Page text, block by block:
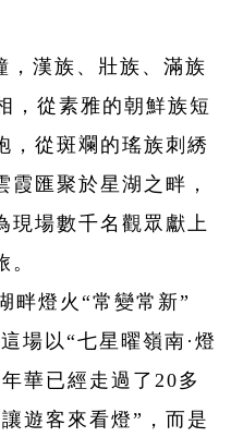
，漢族、壯族、滿族
，從素雅的朝鮮族短
，從斑斕的瑤族刺綉
匯聚於星湖之畔，
現場數千名觀眾獻上
畔燈火“常變常新”
場以“七星曜嶺南·燈
華已經走過了20多
遊客來看燈”，而是